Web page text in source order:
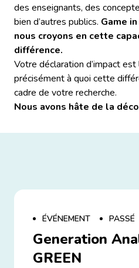
des enseignants, des
bien d’autres publics. Game
nous croyons en cette
différence.
Votre déclaration d’impact est
précisément à quoi cette
cadre de votre recherche.
Nous avons hâte de la
ÉVÉNEMENT PASSÉ
Generation
GREEN